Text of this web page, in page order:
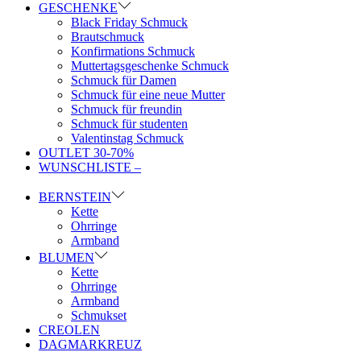
GESCHENKE
Black Friday Schmuck
Brautschmuck
Konfirmations Schmuck
Muttertagsgeschenke Schmuck
Schmuck für Damen
Schmuck für eine neue Mutter
Schmuck für freundin
Schmuck für studenten
Valentinstag Schmuck
OUTLET 30-70%
WUNSCHLISTE –
BERNSTEIN
Kette
Ohrringe
Armband
BLUMEN
Kette
Ohrringe
Armband
Schmukset
CREOLEN
DAGMARKREUZ